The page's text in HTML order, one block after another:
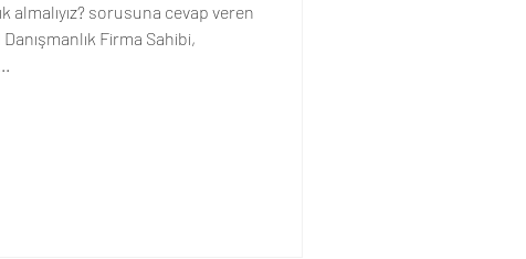
almalıyız? sorusuna cevap veren
Firma Sahibi,